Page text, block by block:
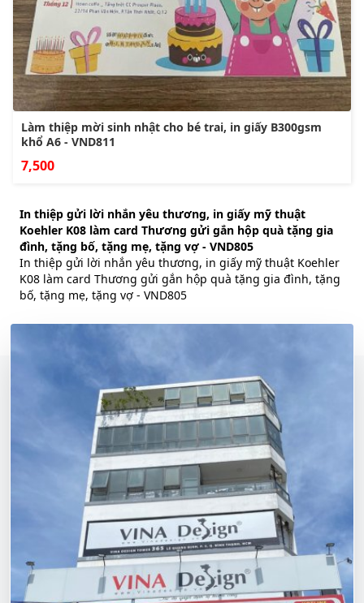
Làm thiệp mời sinh nhật cho bé trai, in giấy B300gsm
khổ A6 - VND811
7,500
In thiệp gửi lời nhắn yêu thương, in giấy mỹ thuật
Koehler K08 làm card Thương gửi gắn hộp quà tặng gia
đình, tặng bố, tặng mẹ, tặng vợ - VND805
In thiệp gửi lời nhắn yêu thương, in giấy mỹ thuật Koehler
K08 làm card Thương gửi gắn hộp quà tặng gia đình, tặng
bố, tặng mẹ, tặng vợ - VND805